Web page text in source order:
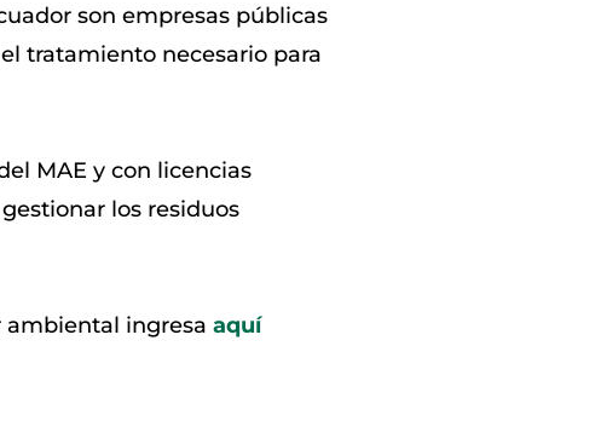
son empresas públicas
tratamiento necesario para
MAE y con licencias
los residuos
ambiental ingresa aquí